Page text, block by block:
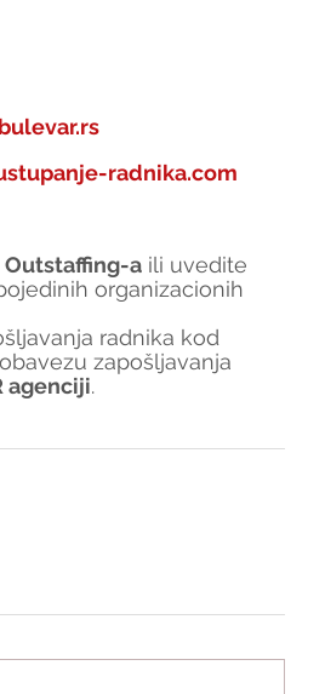
radnika.com
Outstaffing-a ili uvedite
organizacionih
radnika kod
zapošljavanja
agenciji.